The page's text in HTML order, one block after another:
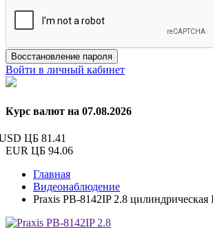
Восстановление пароля
Войти в личный кабинет
Курс валют на 07.08.2026
ЦБ 81.41
EUR ЦБ 94.06
Главная
Видеонаблюдение
Praxis PB-8142IP 2.8 цилиндрическая